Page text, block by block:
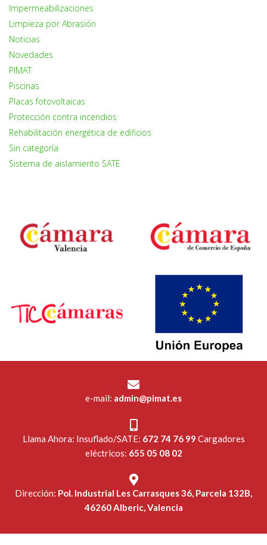
Impermeabilizaciones
Limpieza por Abrasión
Noticias
Novedades
PIMAT
Piscinas
Placas fotovoltaicas
Protección contra incendios
Rehabilitación energética de edificios
Sin categoría
Sistema de aislamiento SATE
e-mail: admin@pimat.es
Llama Ahora: Insuflado/SATE: 672 74 76 99 Cargadores
eléctricos: 655 05 08 02
Dirección: Pol. Industrial Les Carrasques 36, Parcela 132B,
46260 Alberic, Valencia